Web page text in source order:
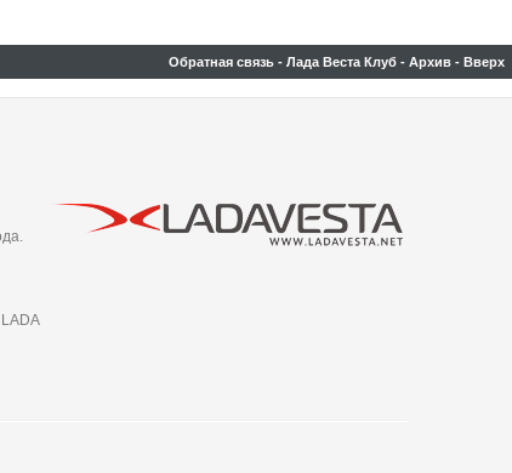
Обратная связь - Лада Веста Клуб - Архив - Вверх